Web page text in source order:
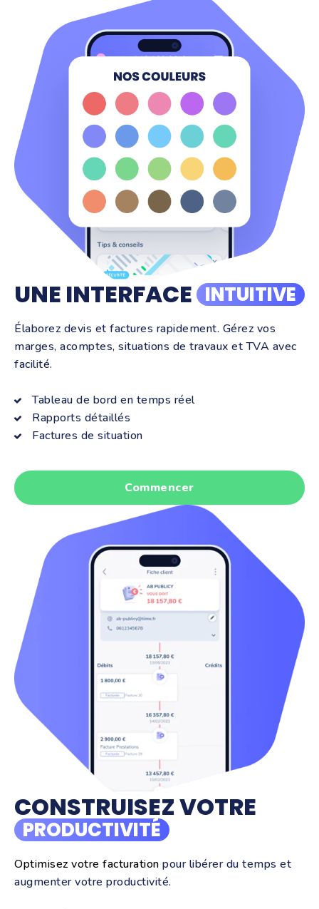
UNE INTERFACE INTUITIVE
Élaborez devis et factures rapidement. Gérez vos
marges, acomptes, situations de travaux et TVA avec
facilité.
Tableau de bord en temps réel
Rapports détaillés
Factures de situation
Commencer
CONSTRUISEZ VOTRE
PRODUCTIVITÉ
Optimisez votre facturation pour libérer du temps et
augmenter votre productivité.